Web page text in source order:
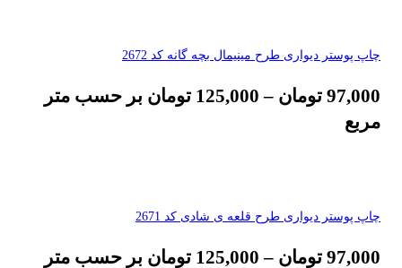
چاپ پوستر دیواری طرح مینیمال بچه گانه کد 2672
97,000 تومان –
125,000 تومان بر حسب متر
مربع
چاپ پوستر دیواری طرح قلعه ی شادی کد 2671
97,000 تومان –
125,000 تومان بر حسب متر